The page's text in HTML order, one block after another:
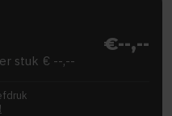
€--,--
stuk € --,--